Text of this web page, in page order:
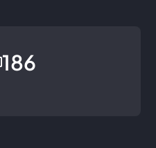
186